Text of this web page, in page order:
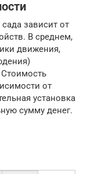
зависит от
В среднем,
движения,
Стоимость
от
установка
сумму денег.